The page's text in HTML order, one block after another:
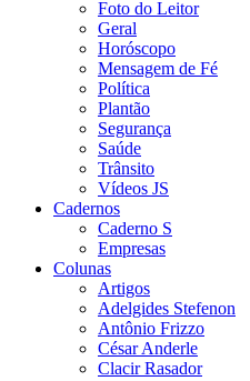
Foto do Leitor
Geral
Horóscopo
Mensagem de Fé
Política
Plantão
Segurança
Saúde
Trânsito
Vídeos JS
Cadernos
Caderno S
Empresas
Colunas
Artigos
Adelgides Stefenon
Antônio Frizzo
César Anderle
Clacir Rasador